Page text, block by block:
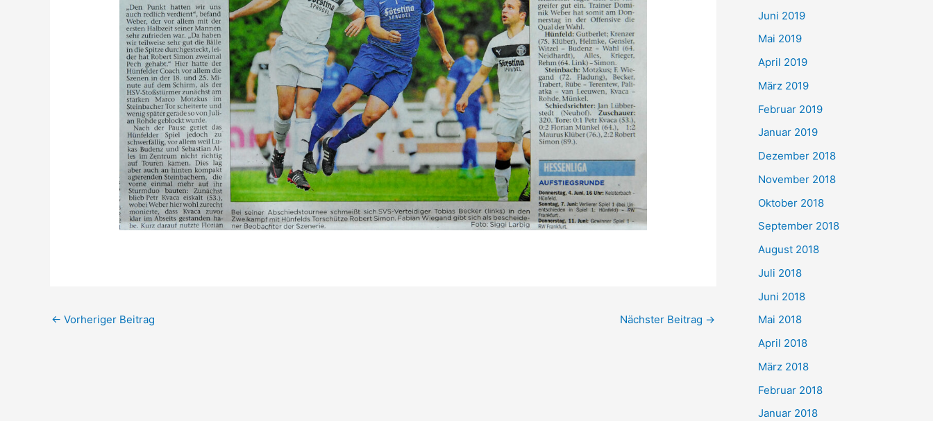
← Vorheriger Beitrag Nächster Beitrag →
Juni 2019
Mai 2019
April 2019
März 2019
Februar 2019
Januar 2019
Dezember 2018
November 2018
Oktober 2018
September 2018
August 2018
Juli 2018
Juni 2018
Mai 2018
April 2018
März 2018
Februar 2018
Januar 2018